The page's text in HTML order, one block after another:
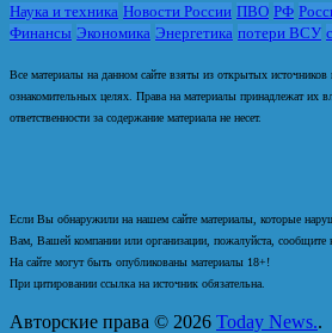
Наука и техника Новости России ПВО РФ
Финансы Экономика Энергетика потери ВСУ
Все материалы на данном сайте взяты из открытых
ознакомительных целях. Права на материалы принадлежат их
ответственности за содержание материала не несет.
Если Вы обнаружили на нашем сайте материалы, которые
Вам, Вашей компании или организации, пожалуйста, сообщите
На сайте могут быть опубликованы материалы 18+!
При цитировании ссылка на источник обязательна.
Авторские права © 2026 Today News..